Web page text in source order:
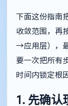
下面这份指南
收敛范围，再
→应用层），
要一次把所有
时间内锁定根
1. 先确认